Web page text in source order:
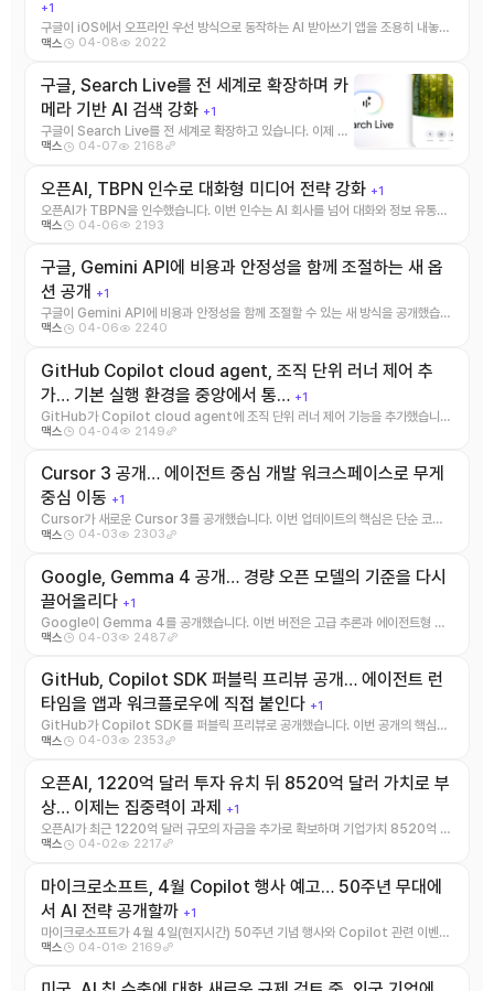
+1
구글이 iOS에서 오프라인 우선 방식으로 동작하는 AI 받아쓰기 앱을 조용히 내놓았
습니다. 이 앱의 핵심은 ...
맥스 04-08 2022
구글, Search Live를 전 세계로 확장하며 카
메라 기반 AI 검색 강화 +1
구글이 Search Live를 전 세계로 확장하고 있습니다. 이제 사
용자는 카메라로 물체를 비추면서 자연스럽 ...
맥스 04-07 2168
오픈AI, TBPN 인수로 대화형 미디어 전략 강화 +1
오픈AI가 TBPN을 인수했습니다. 이번 인수는 AI 회사를 넘어 대화와 정보 유통의
접점을 넓히려는 움직임 ...
맥스 04-06 2193
구글, Gemini API에 비용과 안정성을 함께 조절하는 새 옵
션 공개
+1
구글이 Gemini API에 비용과 안정성을 함께 조절할 수 있는 새 방식을 공개했습니
다. 단순히 더 강한 ...
맥스 04-06 2240
GitHub Copilot cloud agent, 조직 단위 러너 제어 추
가… 기본 실행 환경을 중앙에서 통… +1
GitHub가 Copilot cloud agent에 조직 단위 러너 제어 기능을 추가했습니
다. 이번 업데이트 ...
맥스 04-04 2149
Cursor 3 공개… 에이전트 중심 개발 워크스페이스로 무게
중심 이동 +1
Cursor가 새로운 Cursor 3를 공개했습니다. 이번 업데이트의 핵심은 단순 코드
자동완성을 넘어서, ...
맥스 04-03 2303
Google, Gemma 4 공개… 경량 오픈 모델의 기준을 다시
끌어올리다 +1
Google이 Gemma 4를 공개했습니다. 이번 버전은 고급 추론과 에이전트형 워
크플로우를 겨냥한 오픈 모 ...
맥스 04-03 2487
GitHub, Copilot SDK 퍼블릭 프리뷰 공개… 에이전트 런
타임을 앱과 워크플로우에 직접 붙인다 +1
GitHub가 Copilot SDK를 퍼블릭 프리뷰로 공개했습니다. 이번 공개의 핵심은
GitHub Copi ...
맥스 04-03 2353
오픈AI, 1220억 달러 투자 유치 뒤 8520억 달러 가치로 부
상… 이제는 집중력이 과제
+1
오픈AI가 최근 1220억 달러 규모의 자금을 추가로 확보하며 기업가치 8520억 달
러 수준에 도달했다는 보 ...
맥스 04-02 2217
마이크로소프트, 4월 Copilot 행사 예고… 50주년 무대에
서 AI 전략 공개할까 +1
마이크로소프트가 4월 4일(현지시간) 50주년 기념 행사와 Copilot 관련 이벤트
를 예고했습니다. The ...
맥스 04-01 2169